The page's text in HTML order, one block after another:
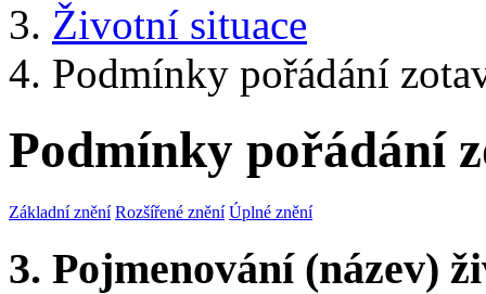
Životní situace
Podmínky pořádání
Podmínky pořádání
Základní znění Rozšířené znění Úplné znění
3. Pojmenování (název)